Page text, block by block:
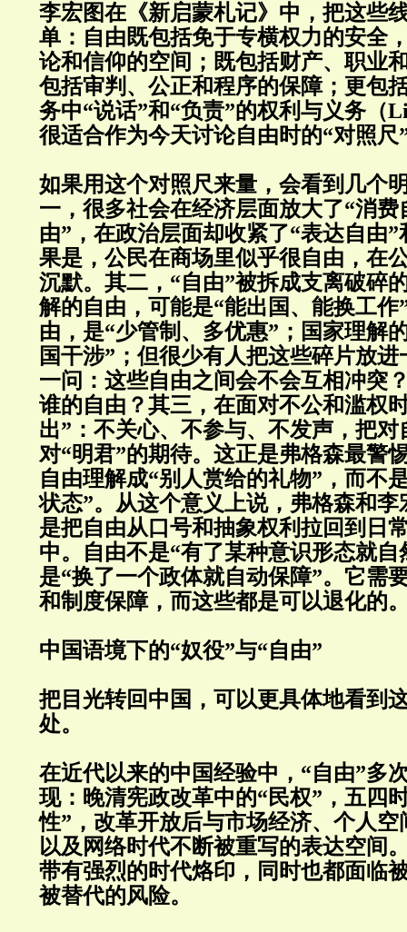
李宏图在《新启蒙札记》中，把这些
单：自由既包括免于专横权力的安全
论和信仰的空间；既包括财产、职业
包括审判、公正和程序的保障；更包
务中“说话”和“负责”的权利与义务（
很适合作为今天讨论自由时的“对照尺
如果用这个对照尺来量，会看到几个
一，很多社会在经济层面放大了“消费
由”，在政治层面却收紧了“表达自由”
果是，公民在商场里似乎很自由，在
沉默。其二，“自由”被拆成支离破碎
解的自由，可能是“能出国、能换工作
由，是“少管制、多优惠”；国家理解
国干涉”；但很少有人把这些碎片放
一问：这些自由之间会不会互相冲突
谁的自由？其三，在面对不公和滥权
出”：不关心、不参与、不发声，把
对“明君”的期待。这正是弗格森最警
自由理解成“别人赏给的礼物”，而不
状态”。从这个意义上说，弗格森和
是把自由从口号和抽象权利拉回到日
中。自由不是“有了某种意识形态就自
是“换了一个政体就自动保障”。它需
和制度保障，而这些都是可以退化的
中国语境下的“奴役”与“自由”
把目光转回中国，可以更具体地看到
处。
在近代以来的中国经验中，“自由”多
现：晚清宪政改革中的“民权”，五四
性”，改革开放后与市场经济、个人空
以及网络时代不断被重写的表达空间
带有强烈的时代烙印，同时也都面临
被替代的风险。